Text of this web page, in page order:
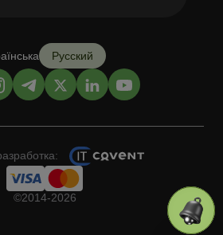
Русский
©2014-2026